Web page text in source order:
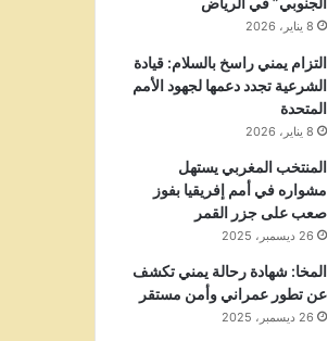
8 يناير، 2026
التزام يمني راسخ بالسلام: قيادة
الشرعية تجدد دعمها لجهود الأمم
المتحدة
8 يناير، 2026
المنتخب المغربي يستهل
مشواره في أمم إفريقيا بفوز
صعب على جزر القمر
26 ديسمبر، 2025
المخا: شهادة رحالة يمني تكشف
عن تطور عمراني وأمن مستقر
26 ديسمبر، 2025